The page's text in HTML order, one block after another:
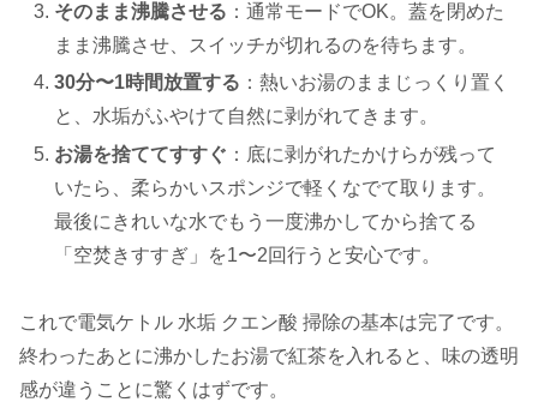
そのまま沸騰させる ：通常モードでOK。蓋を閉めた
まま沸騰させ、スイッチが切れるのを待ちます。
30分〜1時間放置する ：熱いお湯のままじっくり置く
と、水垢がふやけて自然に剥がれてきます。
お湯を捨ててすすぐ ：底に剥がれたかけらが残って
いたら、柔らかいスポンジで軽くなでて取ります。
最後にきれいな水でもう一度沸かしてから捨てる
「空焚きすすぎ」を1〜2回行うと安心です。
これで電気ケトル 水垢 クエン酸 掃除の基本は完了です。
終わったあとに沸かしたお湯で紅茶を入れると、味の透明
感が違うことに驚くはずです。